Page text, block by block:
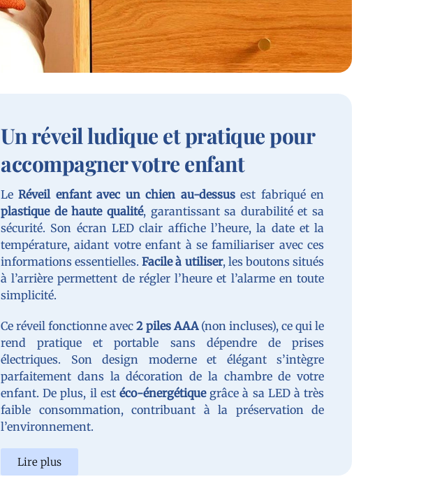
Un réveil ludique et pratique pour
accompagner votre enfant
LeRéveil enfant avec un chien au-dessusest fabriqué en
plastique de haute qualité, garantissant sa durabilité et sa
sécurité. Son écran LED clair affiche l’heure, la date et la
température, aidant votre enfant à se familiariser avec ces
informations essentielles.Facile à utiliser, les boutons situés
à l’arrière permettent de régler l’heure et l’alarme en toute
simplicité.
Ce réveil fonctionne avec2 piles AAA(non incluses), ce qui le
rend pratique et portable sans dépendre de prises
électriques. Son design moderne et élégant s’intègre
parfaitement dans la décoration de la chambre de votre
enfant. De plus, il est éco-énergétiquegrâce à sa LED à très
faible consommation, contribuant à la préservation de
l’environnement.
Lire plus